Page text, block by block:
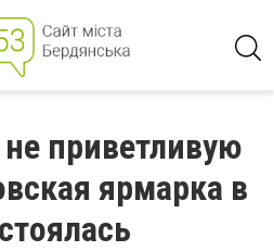
приветливую
ярмарка в